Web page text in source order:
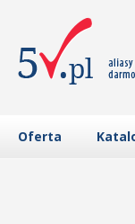
Oferta